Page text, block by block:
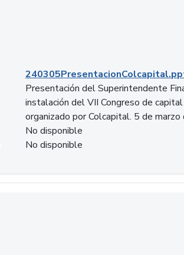
Presentación del Superintendente
instalación del VII Congreso de
organizado por Colcapital. 5 de
No disponible
No disponible